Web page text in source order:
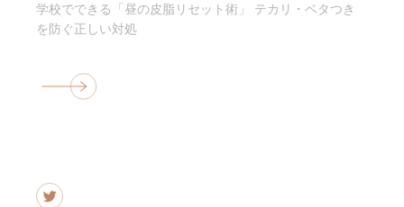
学校でできる「昼の皮脂リセット術」 テカリ・ベタつき
を防ぐ正しい対処